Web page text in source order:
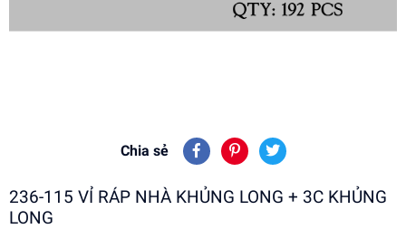
Chia sẻ
236-115 VỈ RÁP NHÀ KHỦNG LONG + 3C KHỦNG
LONG